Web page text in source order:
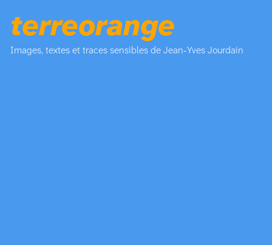
terreorange
Images, textes et traces sensibles de Jean-Yves Jourdain